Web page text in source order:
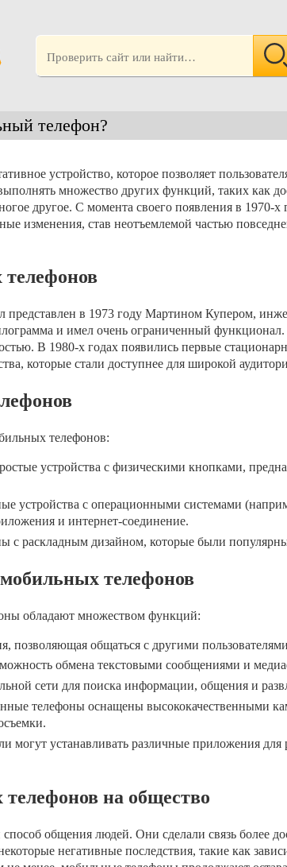
телефон?
устройство, которое позволяет
множество других функций, таких как
другое. С момента своего появления в 1970-х
изменения, став неотъемлемой частью
в 1973 году Мартином Купером,
и имел очень ограниченный
В 1980-х годах появились первые
которые стали доступнее для широкой
телефонов:
устройства с физическими кнопками,
устройства с операционными системами
и интернет-соединение.
с раскладным дизайном, которые были
телефонов
обладают множеством функций:
позволяющая общаться с другими
обмена текстовыми сообщениями и
сети для поиска информации, общения и
телефоны оснащены высококачественными
могут устанавливать различные приложения для
на общество
общения людей. Они сделали связь более
негативные последствия, такие как